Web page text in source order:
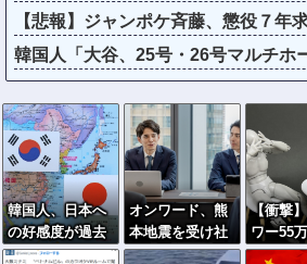
【悲報】ジャンポケ斉藤、懲役７年
韓国人「大谷、25号・26号マルチホ
韓国人、日本へ
の好感度が過去
最高を更新 →反
オンワード、熊
本地震を受け社
内ルールを大幅
【衝撃
ワー55
籍イン